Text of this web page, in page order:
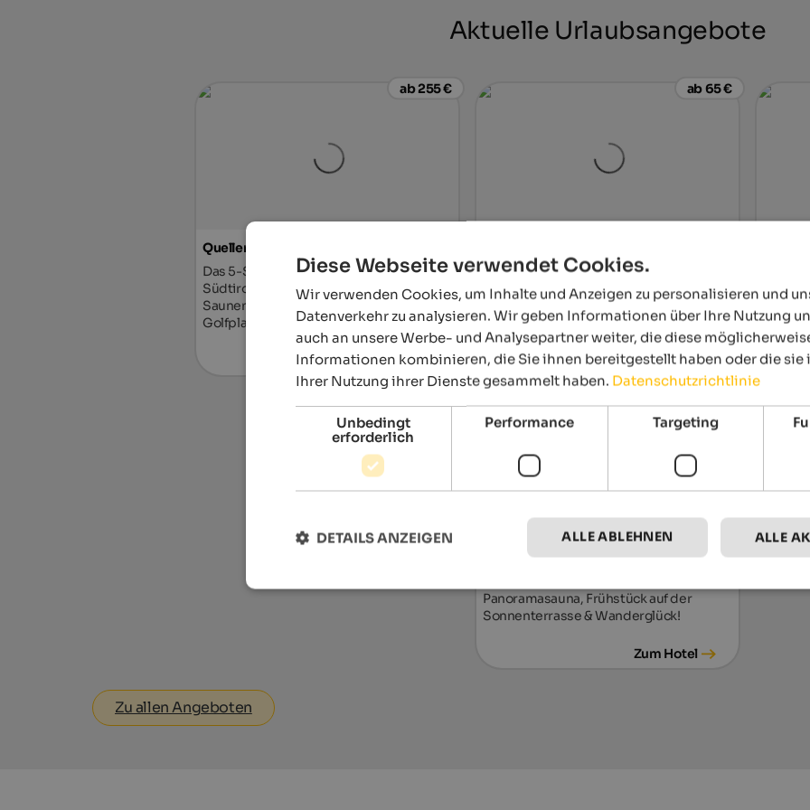
Aktuelle Urlaubsangebote
ab 255 €
Quellenhof Luxury Resort Passeier
Das 5-Sterne Sport- und Wellnessresort in
Südtirol mit 10.500 m² Wellness & Spa, 23
Saunen, 7 Tennisplätzen, 12 Pools, 4-Loch
Golfplatz.
Zum Hotel
ab 65 €
Willkommen in Vetzan im warmen
Vinschgau vor den Toren Merans - mit
schönem Erholungs- & Wellnessbereich
und ausgiebigem Vitalfrühstück!
Zur Unterkunft
In
ab 70 €
Alpwellhotel Burggräfler
Panoramasauna, Frühstück auf der
Sonnenterrasse & Wanderglück!
Zum Hotel
Zu allen Angeboten
Diese Webseite verwendet Cookies.
Wir verwenden Cookies, um Inhalte und Anzeigen zu personalisieren und
Datenverkehr zu analysieren. Wir geben Informationen über Ihre Nutzung
auch an unsere Werbe- und Analysepartner weiter, die diese
Informationen kombinieren, die Sie ihnen bereitgestellt haben oder die sie
Ihrer Nutzung ihrer Dienste gesammelt haben. Datenschutzrichtlinie
Unbedingt
erforderlich
Performance Targeting
ALLE
ALLE ABLEHNEN
DETAILS ANZEIGEN